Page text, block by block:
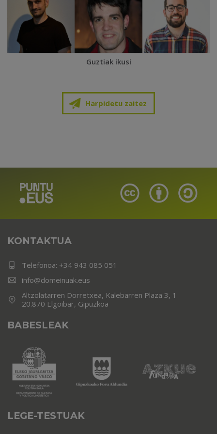
Guztiak ikusi
Harpidetu zaitez
KONTAKTUA
Telefonoa: +34 943 085 051
info@domeinuak.eus
Altzolatarren Dorretxea, Kalebarren Plaza 3, 1
20.870 Elgoibar, Gipuzkoa
BABESLEAK
LEGE-TESTUAK